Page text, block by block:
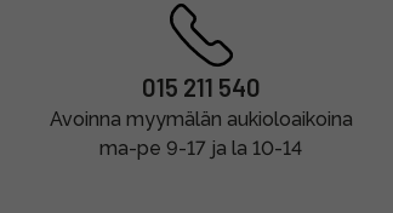
015 211 540
Avoinna myymälän aukioloaikoina
ma-pe 9-17 ja la 10-14